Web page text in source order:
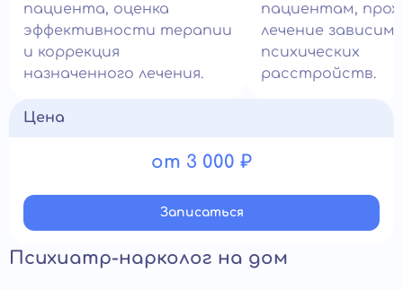
пациента, оценка
эффективности терапии
и коррекция
назначенного лечения.
пациентам,
лечение
психических
расстройств.
Цена
от 3 000 ₽
Записатьcя
Психиатр-нарколог на дом